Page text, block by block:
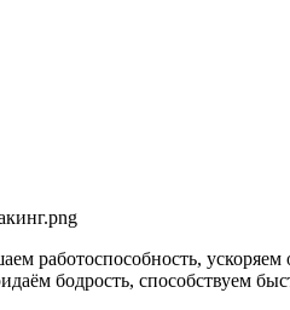
работоспособность, ускоряем
бодрость, способствуем